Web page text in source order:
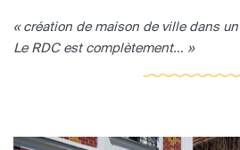
« création de maison de ville dans
Le RDC est complètement... »